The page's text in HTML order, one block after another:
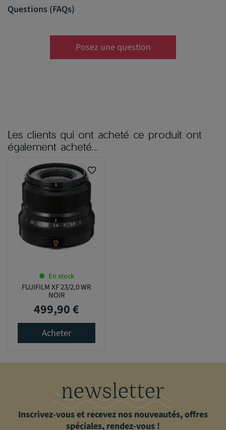
Questions (FAQs)
Posez une question
Les clients qui ont acheté ce produit ont
également acheté...
favorite_border
En stock
FUJIFILM XF 23/2,0 WR
NOIR
Prix
499,90 €
Acheter
newsletter
Inscrivez-vous et recevez nos nouveautés, offres
spéciales, rendez-vous !